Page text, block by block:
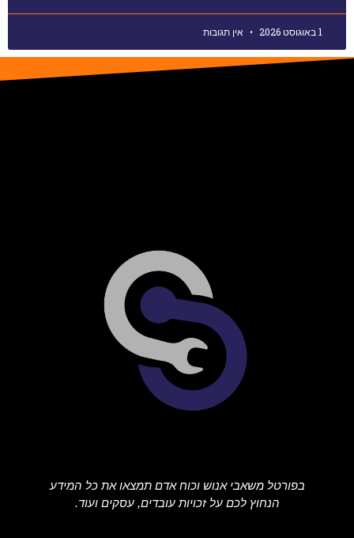
1 באוגוסט 2026 אין תגובות
בפורטל משאבי אנוש וכוח אדם תמצאו את כל המידע
הנחוץ לכם על זכויות עובדים, עסקים ועוד.